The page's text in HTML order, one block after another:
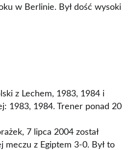
w Berlinie. Był dość wysoki
z Lechem, 1983, 1984 i
1983, 1984. Trener ponad 20
7 lipca 2004 został
z Egiptem 3-0. Był to